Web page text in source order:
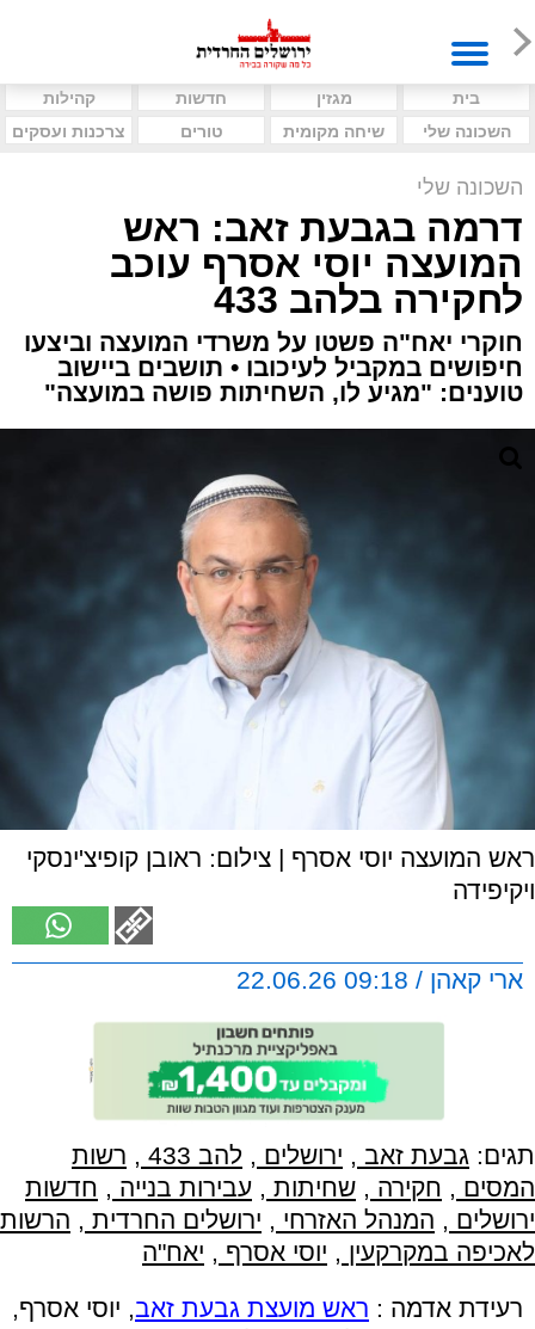
בית מגזין חדשות
קהילות
השכונה שלי
שיחה מקומית טורים צרכנות ועסקים
השכונה שלי
דרמה בגבעת זאב: ראש
המועצה יוסי אסרף עוכב
לחקירה בלהב 433
חוקרי יאח"ה פשטו על משרדי המועצה וביצעו
חיפושים במקביל לעיכובו • תושבים ביישוב
טוענים: "מגיע לו, השחיתות פושה במועצה"
ראש המועצה יוסי אסרף | צילום: ראובן קופיצ'ינסקי
ויקיפידה
ארי קאהן / 09:18 22.06.26
תגים: גבעת זאב , ירושלים , להב 433 , רשות
המסים , חקירה , שחיתות , עבירות בנייה , חדשות
ירושלים , המנהל האזרחי , ירושלים החרדית , הרשות
לאכיפה במקרקעין , יוסי אסרף , יאח"ה
רעידת אדמה : ראש מועצת גבעת זאב, יוסי אסרף,